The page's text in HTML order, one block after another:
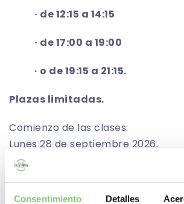
Consentimiento Detalles
· de 12:15 a 14:15
· de 17:00 a 19:00
· o de 19:15 a 21:15.
Plazas limitadas.
Comienzo de las clases:
Lunes 28 de septiembre 2026.
Miércoles 30 de septiembre 2026.